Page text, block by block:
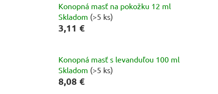
Konopná masť na pokožku 12 ml
Skladom (>5 ks)
3,11 €
Konopná masť s levanduľou 100 ml
Skladom (>5 ks)
8,08 €